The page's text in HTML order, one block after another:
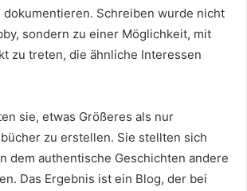
dokumentieren. Schreiben wurde nicht
sondern zu einer Möglichkeit, mit
zu treten, die ähnliche Interessen
sie, etwas Größeres als nur
zu erstellen. Sie stellten sich
dem authentische Geschichten andere
Das Ergebnis ist ein Blog, der bei